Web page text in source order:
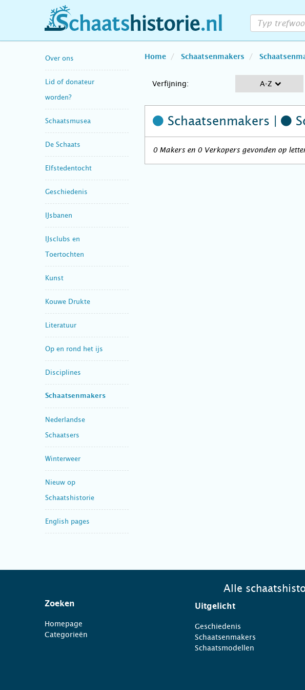
schaatshistorie.nl
Over ons
Lid of donateur
worden?
Schaatsmusea
De Schaats
Elfstedentocht
Geschiedenis
IJsbanen
IJsclubs en
Toertochten
Kunst
Kouwe Drukte
Literatuur
Op en rond het ijs
Disciplines
Schaatsenmakers
Nederlandse
Schaatsers
Winterweer
Nieuw op
Schaatshistorie
English pages
Home Schaatsenmakers
Verfijning: A-Z
Schaatsenmakers |
0 Makers en 0 Verkopers gevonden op
Alle
Zoeken
Homepage
Categorieën
Uitgelicht
Geschiedenis
Schaatsenmakers
Schaatsmodellen